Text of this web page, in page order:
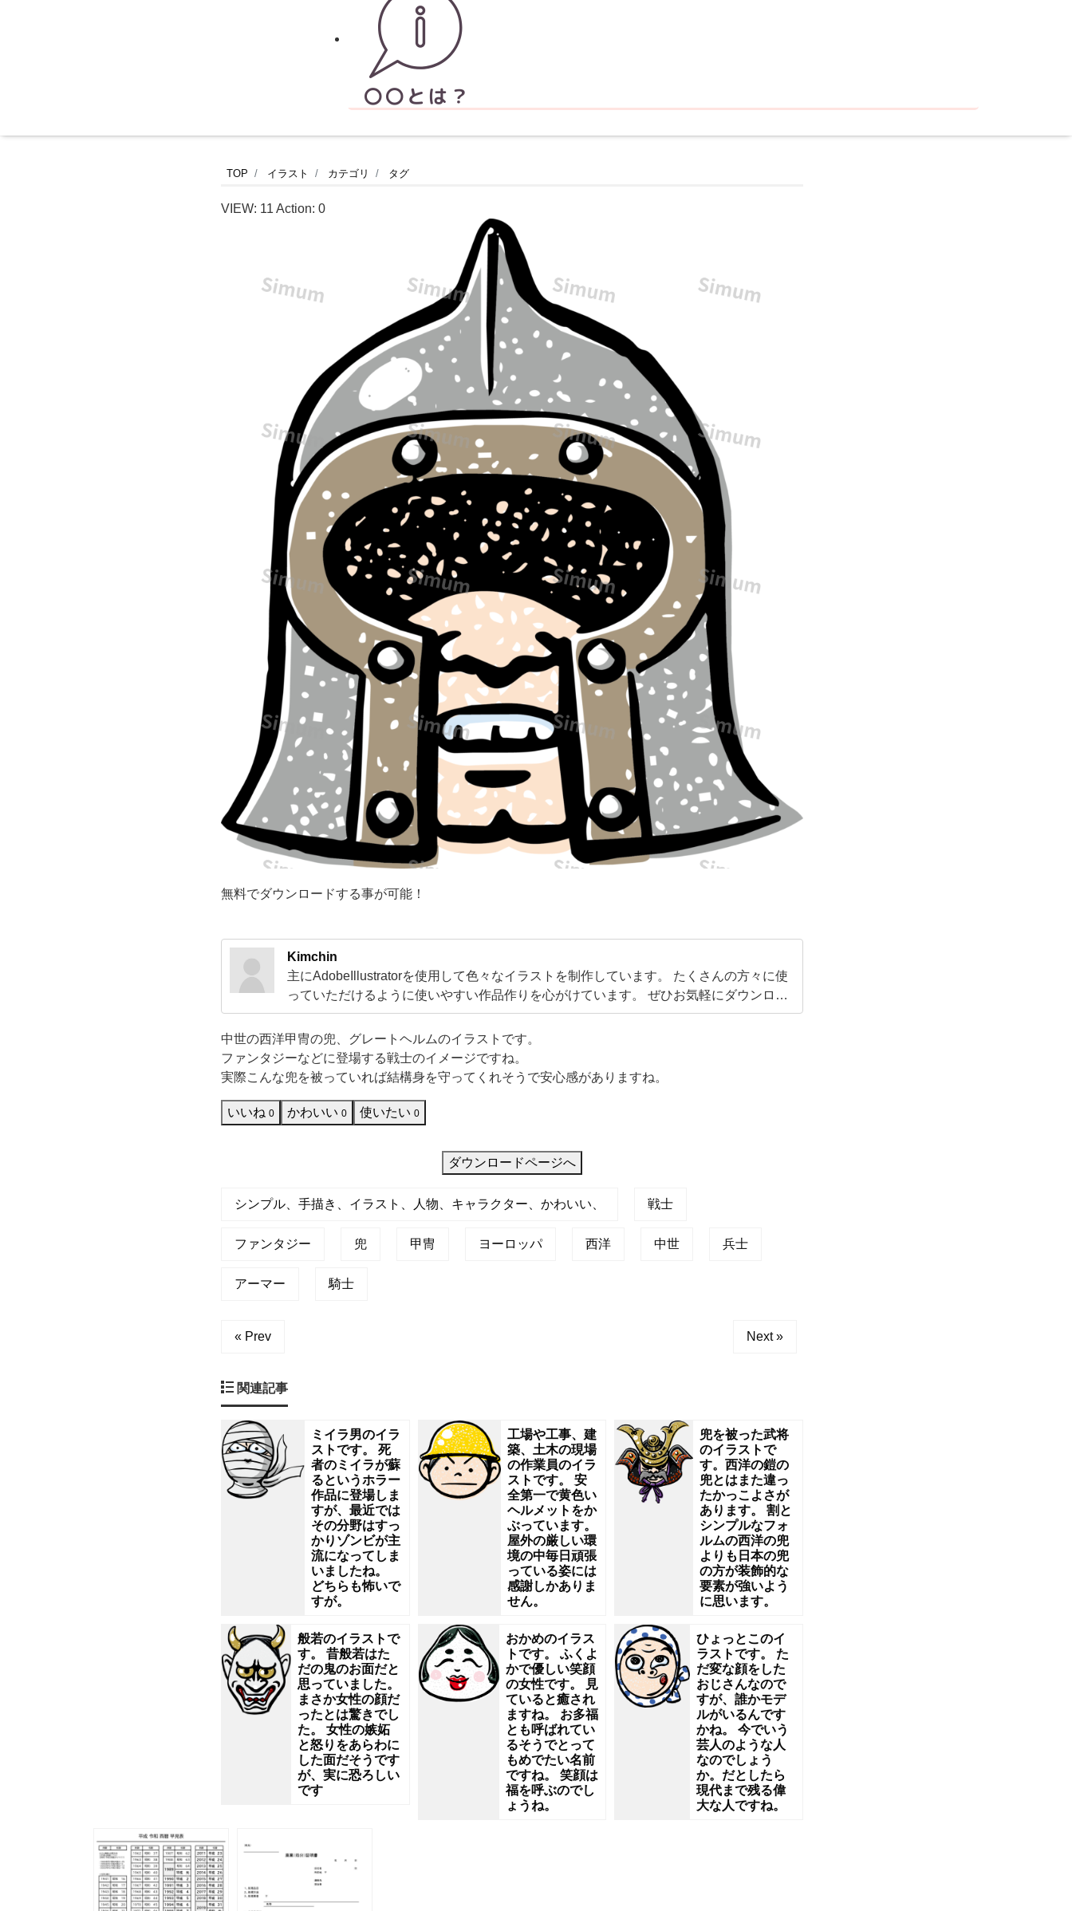
中
世
兜、
ム
の
イ
ス
ト
で
す。
フ
ァ
ジ
ー
な
ど
登
場
す
の
イ
メ
す
ね。
TOP イラスト カテゴリ タグ
VIEW: 11 Action: 0
無料でダウンロードする事が可能！
Kimchin
主にAdobeIllustratorを使用して色々なイラストを制作しています。 たくさんの方々に使
っていただけるように使いやすい作品作りを心がけています。 ぜひお気軽にダウンロー
ドして活用してください！ またコメントやリクエストなどいただけますと励みになりま
すのでよろしくお願いいたします。
中世の西洋甲冑の兜、グレートヘルムのイラストです。
ファンタジーなどに登場する戦士のイメージですね。
実際こんな兜を被っていれば結構身を守ってくれそうで安心感がありますね。
いいね 0 かわいい 0 使いたい 0
ダウンロードページへ
シンプル、手描き、イラスト、人物、キャラクター、かわいい、 戦士
ファンタジー 兜 甲冑 ヨーロッパ 西洋 中世 兵士
アーマー 騎士
« Prev Next »
関連記事
ミイラ男のイラ
ストです。 死
者のミイラが蘇
るというホラー
作品に登場しま
すが、最近では
その分野はすっ
かりゾンビが主
流になってしま
いましたね。
どちらも怖いで
すが。
工場や工事、建
築、土木の現場
の作業員のイラ
ストです。 安
全第一で黄色い
ヘルメットをか
ぶっています。
屋外の厳しい環
境の中毎日頑張
っている姿には
感謝しかありま
せん。
兜を被った武将
のイラストで
す。西洋の鎧の
兜とはまた違っ
たかっこよさが
あります。 割と
シンプルなフォ
ルムの西洋の兜
よりも日本の兜
の方が装飾的な
要素が強いよう
に思います。
般若のイラストで
す。 昔般若はた
だの鬼のお面だと
思っていました。
まさか女性の顔だ
ったとは驚きでし
た。 女性の嫉妬
と怒りをあらわに
した面だそうです
が、実に恐ろしい
です
おかめのイラス
トです。 ふくよ
かで優しい笑顔
の女性です。 見
ていると癒され
ますね。 お多福
とも呼ばれてい
るそうでとって
もめでたい名前
ですね。 笑顔は
福を呼ぶのでし
ょうね。
ひょっとこのイ
ラストです。 た
だ変な顔をした
おじさんなので
すが、誰かモデ
ルがいるんです
かね。 今でいう
芸人のような人
なのでしょう
か。だとしたら
現代まで残る偉
大な人ですね。